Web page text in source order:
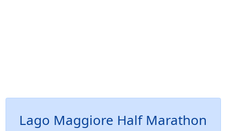
Lago Maggiore Half Marathon